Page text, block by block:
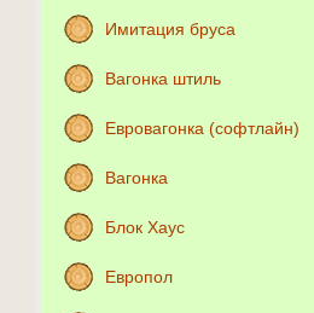
Имитация бруса
Вагонка штиль
Евровагонка (софтлайн)
Вагонка
Блок Хаус
Европол